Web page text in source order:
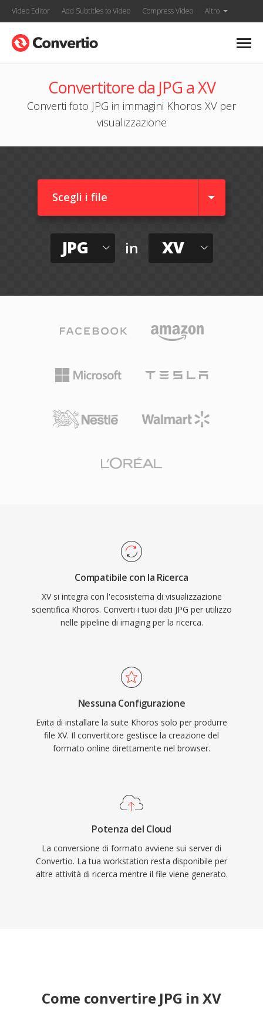
Video Editor Add Subtitles to Video Compress Video Altro
Convertitore da JPG a XV
Converti foto JPG in immagini Khoros XV per
visualizzazione
Scegli i file
JPG in XV
Compatibile con la Ricerca
XV si integra con l'ecosistema di visualizzazione
scientifica Khoros. Converti i tuoi dati JPG per utilizzo
nelle pipeline di imaging per la ricerca.
Nessuna Configurazione
Evita di installare la suite Khoros solo per produrre
file XV. Il convertitore gestisce la creazione del
formato online direttamente nel browser.
Potenza del Cloud
La conversione di formato avviene sui server di
Convertio. La tua workstation resta disponibile per
altre attività di ricerca mentre il file viene generato.
Come convertire JPG in XV